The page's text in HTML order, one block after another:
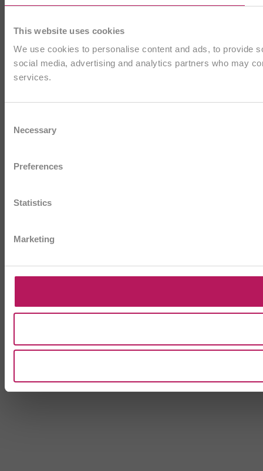
This website uses cookies
We use cookies to personalise content and ads, to provide
social media, advertising and analytics partners who may
services.
Selection
Necessary
Preferences
Statistics
Marketing